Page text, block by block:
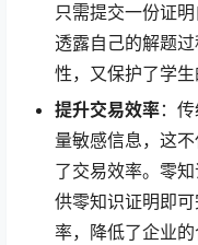
只需提交一份证
透露自己的解题
性，又保护了学生
提升交易效率：
量敏感信息，这
了交易效率。零
供零知识证明即
率，降低了企业